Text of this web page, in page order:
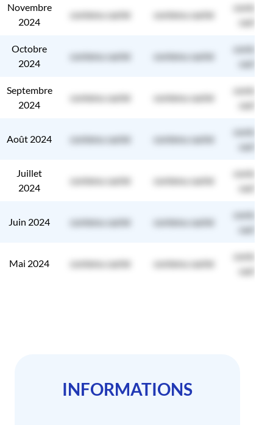
Novembre
2024
contenu caché contenu caché
contenu
caché
Octobre
2024
contenu caché contenu caché
contenu
caché
Septembre
2024
contenu caché contenu caché
contenu
caché
Août 2024 contenu caché contenu caché
contenu
caché
Juillet
2024
contenu caché contenu caché
contenu
caché
Juin 2024 contenu caché contenu caché
contenu
caché
Mai 2024 contenu caché contenu caché
contenu
caché
INFORMATIONS